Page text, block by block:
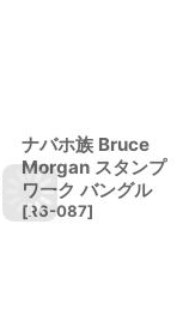
ナバホ族 Bruce
Morgan スタンプ
ワーク バングル
[R6-087]